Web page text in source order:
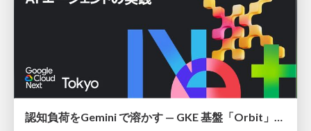
認知負荷をGemini で溶かす — GKE 基盤「Orbit」における AI エージェントの実践